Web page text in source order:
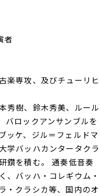
者
楽専攻、及びチューリヒ
秀樹、鈴木秀美、ルール
バロックアンサンブルを
ッケ、ジル＝フェルドマ
学バッハカンタータクラ
鑽を積む。 通奏低音奏
、バッハ・コレギウム・
・クラシカ等、国内のオ